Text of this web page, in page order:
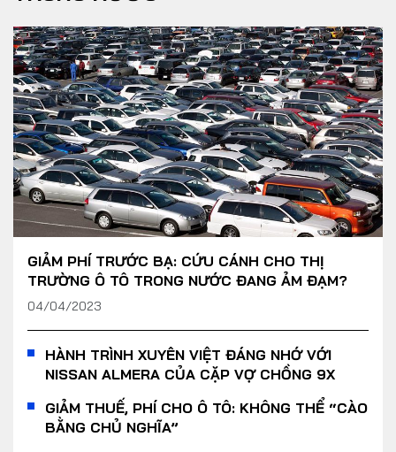
GIẢM PHÍ TRƯỚC BẠ: CỨU CÁNH CHO THỊ
TRƯỜNG Ô TÔ TRONG NƯỚC ĐANG ẢM ĐẠM?
04/04/2023
HÀNH TRÌNH XUYÊN VIỆT ĐÁNG NHỚ VỚI
NISSAN ALMERA CỦA CẶP VỢ CHỒNG 9X
GIẢM THUẾ, PHÍ CHO Ô TÔ: KHÔNG THỂ “CÀO
BẰNG CHỦ NGHĨA”